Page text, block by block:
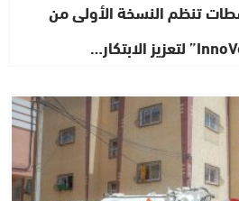
تنظم النسخة الأولى من